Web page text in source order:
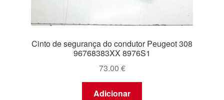
Cinto de segurança do condutor Peugeot 308
96768383XX 8976S1
73.00 €
Adicionar